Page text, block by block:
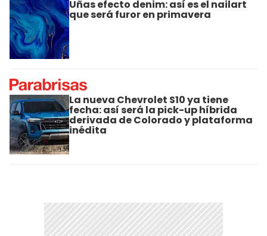
Uñas efecto denim: así es el nailart
que será furor en primavera
La nueva Chevrolet S10 ya tiene
fecha: así será la pick-up híbrida
derivada de Colorado y plataforma
inédita